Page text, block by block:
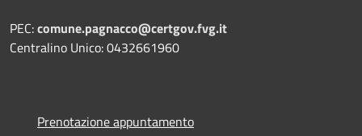
PEC:comune.pagnacco@certgov.fvg.it
Centralino Unico: 0432661960
Prenotazione appuntamento